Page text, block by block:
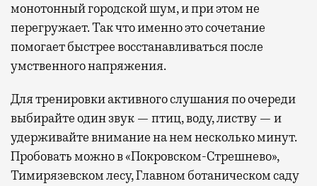
монотонный городской шум, и при этом не
перегружает. Так что именно это сочетание
помогает быстрее восстанавливаться после
умственного напряжения.
Для тренировки активного слушания по очереди
выбирайте один звук — птиц, воду, листву — и
удерживайте внимание на нем несколько минут.
Пробовать можно в «Покровском-Стрешнево»,
Тимирязевском лесу, Главном ботаническом саду